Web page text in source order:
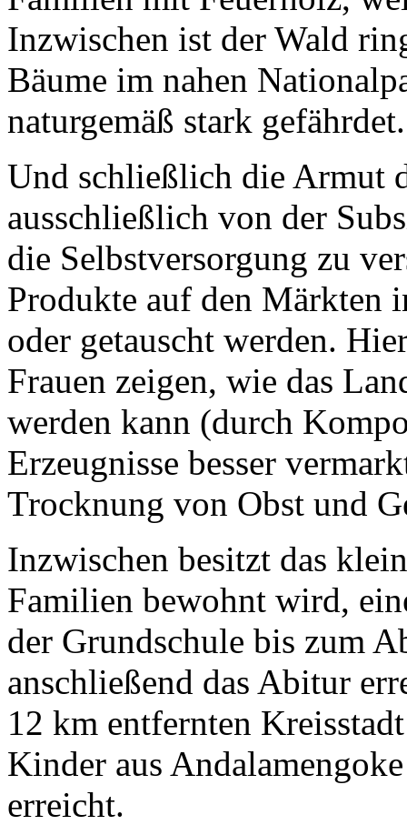
Inzwischen ist der Wald
Bäume im nahen
naturgemäß stark gefährdet.
Und schließlich die Armut
ausschließlich von der
die Selbstversorgung zu
Produkte auf den Märkten
oder getauscht werden.
Frauen zeigen, wie das
werden kann (durch
Erzeugnisse besser
Trocknung von Obst und
Inzwischen besitzt das
Familien bewohnt wird,
der Grundschule bis zum
anschließend das Abitur
12 km entfernten
Kinder aus
erreicht.